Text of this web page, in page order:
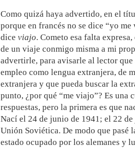
Como quizá haya advertido, en el
porque en francés no se dice “yo me
dice viajo. Cometo esa falta
de un viaje conmigo misma a mi
advertirle, para avisarle al lector
empleo como lengua extranjera, de
extranjera y que pueda buscar la
punto, ¿por qué “me viajo”? Es una
respuestas, pero la primera es que
Nací el 24 de junio de 1941; el 22
Unión Soviética. De modo que pasé
estado ocupado por los alemanes y